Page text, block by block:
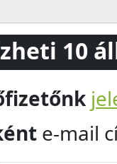
10
e-mail